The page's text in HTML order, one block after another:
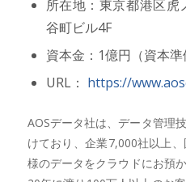
所在地：東京都港区虎
谷町ビル4F
資本金：1億円（資本準
URL： https://
AOSデータ社は、データ管理
けており、企業7,000社以上
様のデータをクラウドにお預